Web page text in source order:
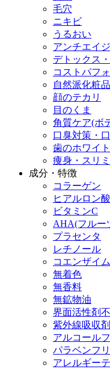
毛穴
ニキビ
うるおい
アンチエイ
デトックス
コストパフ
自然派化粧
顔のテカリ
目のくま
角質ケア(ボ
口臭対策・
歯のホワイ
痩身・スリ
成分・特徴
コラーゲン
ヒアルロン酸
ビタミンC
AHA(フルー
プラセンタ
レチノール
コエンザイ
無着色
無香料
無鉱物油
界面活性剤
紫外線吸収
アルコール
パラベンフ
アレルギー